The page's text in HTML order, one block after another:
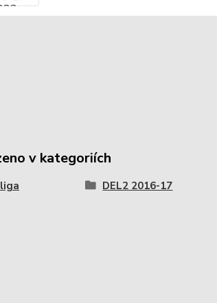
v kategoriích
DEL2 2016-17